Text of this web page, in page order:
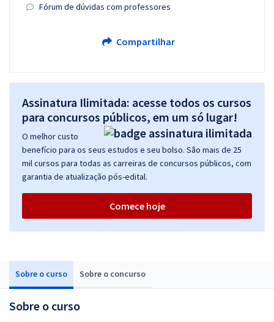
Sobre o curso Sobre o concurso
Sobre o curso
Fórum de dúvidas com professores
Compartilhar
Assinatura Ilimitada: acesse todos os cursos
para concursos públicos, em um só lugar!
O melhor custo
benefício para os seus estudos e seu bolso. São mais de 25
mil cursos para todas as carreiras de concursos públicos, com
garantia de atualização pós-edital.
Comece hoje